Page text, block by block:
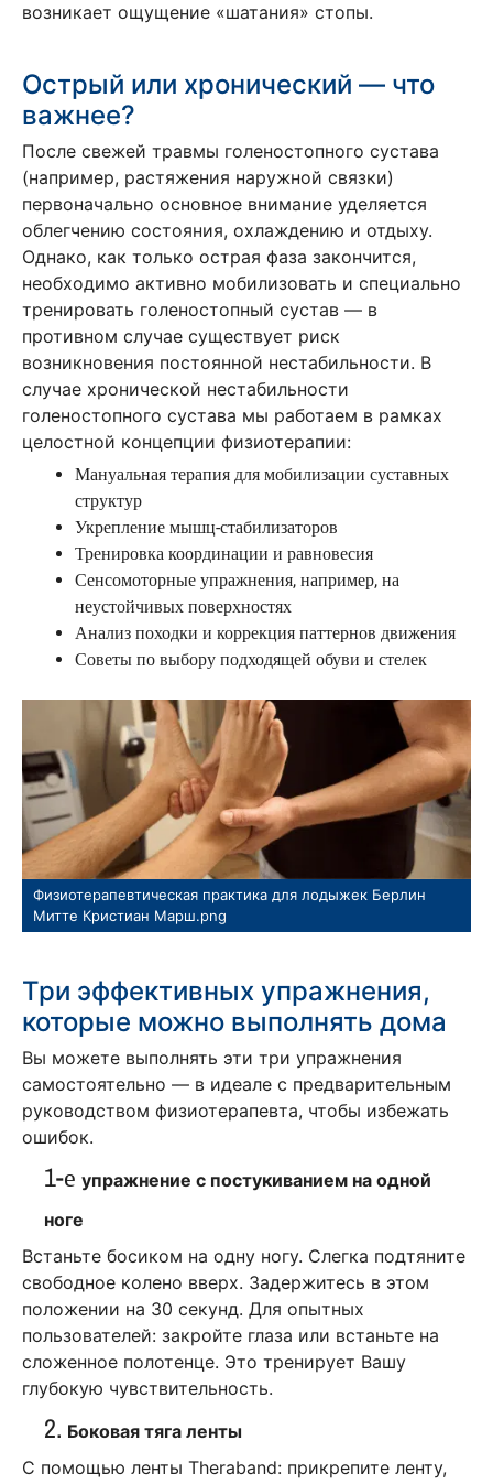
возникает ощущение «шатания» стопы.
Острый или хронический — что
важнее?
После свежей травмы голеностопного сустава
(например, растяжения наружной связки)
первоначально основное внимание уделяется
облегчению состояния, охлаждению и отдыху.
Однако, как только острая фаза закончится,
необходимо активно мобилизовать и специально
тренировать голеностопный сустав — в
противном случае существует риск
возникновения постоянной нестабильности. В
случае хронической нестабильности
голеностопного сустава мы работаем в рамках
целостной концепции физиотерапии:
Мануальная терапия для мобилизации суставных
структур
Укрепление мышц-стабилизаторов
Тренировка координации и равновесия
Сенсомоторные упражнения, например, на
неустойчивых поверхностях
Анализ походки и коррекция паттернов движения
Советы по выбору подходящей обуви и стелек
Физиотерапевтическая практика для лодыжек Берлин
Митте Кристиан Марш.png
Три эффективных упражнения,
которые можно выполнять дома
Вы можете выполнять эти три упражнения
самостоятельно — в идеале с предварительным
руководством физиотерапевта, чтобы избежать
ошибок.
1-е упражнение с постукиванием на одной
ноге
Встаньте босиком на одну ногу. Слегка подтяните
свободное колено вверх. Задержитесь в этом
положении на 30 секунд. Для опытных
пользователей: закройте глаза или встаньте на
сложенное полотенце. Это тренирует Вашу
глубокую чувствительность.
2. Боковая тяга ленты
С помощью ленты Theraband: прикрепите ленту,